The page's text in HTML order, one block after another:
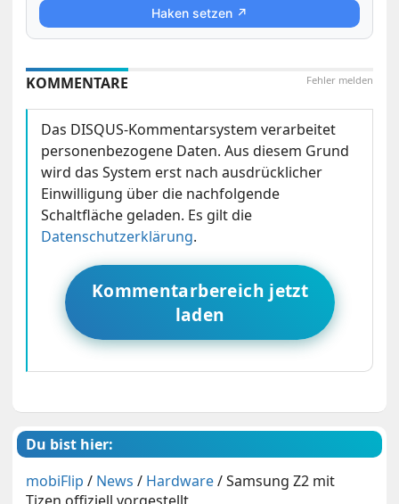
Haken setzen ↗
Fehler melden
KOMMENTARE
Das DISQUS-Kommentarsystem verarbeitet
personenbezogene Daten. Aus diesem Grund
wird das System erst nach ausdrücklicher
Einwilligung über die nachfolgende
Schaltfläche geladen. Es gilt die
Datenschutzerklärung.
Kommentarbereich jetzt
laden
Du bist hier:
mobiFlip / News / Hardware/Samsung Z2 mit